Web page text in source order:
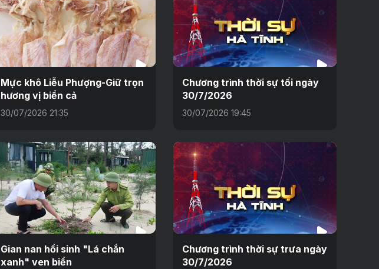
Mực khô Liễu Phượng-Giữ trọn
hương vị biển cả
30/07/2026 21:35
Chương trình thời sự tối ngày
30/7/2026
30/07/2026 19:45
Gian nan hồi sinh "Lá chắn
xanh" ven biển
Chương trình thời sự trưa ngày
30/7/2026